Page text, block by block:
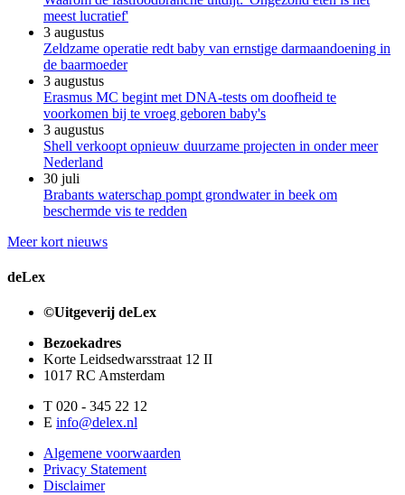
meest lucratief'
3 augustus
Zeldzame operatie redt baby van ernstige darmaandoening in
de baarmoeder
3 augustus
Erasmus MC begint met DNA-tests om doofheid te
voorkomen bij te vroeg geboren baby's
3 augustus
Shell verkoopt opnieuw duurzame projecten in onder meer
Nederland
30 juli
Brabants waterschap pompt grondwater in beek om
beschermde vis te redden
Meer kort nieuws
deLex
©Uitgeverij deLex
Bezoekadres
Korte Leidsedwarsstraat 12 II
1017 RC Amsterdam
T 020 - 345 22 12
E info@delex.nl
Algemene voorwaarden
Privacy Statement
Disclaimer